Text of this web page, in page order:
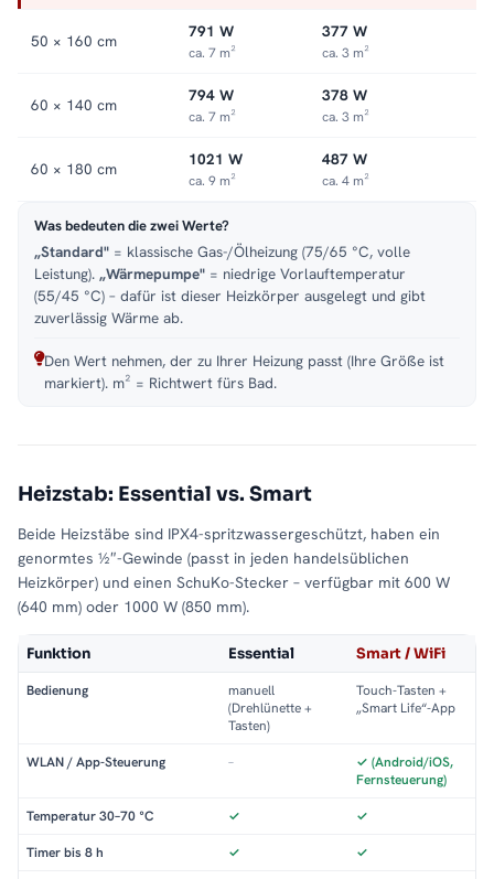
50 × 160 cm 791 W
ca. 7 m²
377 W
ca. 3 m²
60 × 140 cm 794 W
ca. 7 m²
378 W
ca. 3 m²
60 × 180 cm 1021 W
ca. 9 m²
487 W
ca. 4 m²
Was bedeuten die zwei Werte?
„Standard" = klassische Gas-/Ölheizung (75/65 °C, volle
Leistung). „Wärmepumpe" = niedrige Vorlauftemperatur
(55/45 °C) – dafür ist dieser Heizkörper ausgelegt und gibt
zuverlässig Wärme ab.
Den Wert nehmen, der zu Ihrer Heizung passt (Ihre Größe ist
markiert). m² = Richtwert fürs Bad.
Heizstab: Essential vs. Smart
Beide Heizstäbe sind IPX4-spritzwassergeschützt, haben ein
genormtes ½″-Gewinde (passt in jeden handelsüblichen
Heizkörper) und einen SchuKo-Stecker – verfügbar mit 600 W
(640 mm) oder 1000 W (850 mm).
Funktion Essential Smart / WiFi
Bedienung
manuell
(Drehlünette +
Tasten)
Touch-Tasten +
„Smart Life“-App
WLAN / App-Steuerung –
✓ (Android/iOS,
Fernsteuerung)
Temperatur 30–70 °C ✓ ✓
Timer bis 8 h ✓ ✓